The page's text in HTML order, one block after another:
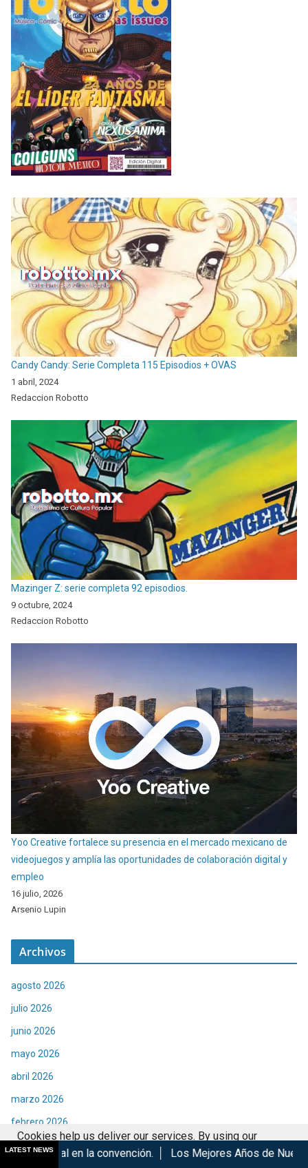
Candy Candy: Serie Completa 115 Episodios + OVAS
1 abril, 2024
Redaccion Robotto
Mazinger Z: serie completa 92 episodios.
9 octubre, 2024
Redaccion Robotto
Yoo Creative fortalece su presencia en el mercado mexicano de
videojuegos y amplía las oportunidades de colaboración digital y
empleo
16 julio, 2026
Arsenio Lupin
Archivos
agosto 2026
julio 2026
junio 2026
mayo 2026
abril 2026
marzo 2026
febrero 2026
enero 2026
LATEST NEWS
convención. Los Mejores Años de Nuestra Vida de
Cookies help us deliver our services. By using our
services, you agree to our use of cookies.
Got it